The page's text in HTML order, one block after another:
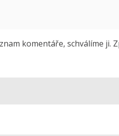
komentáře, schválíme ji.